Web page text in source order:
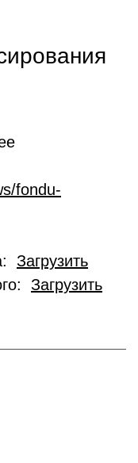
fondu-
Загрузить
Загрузить